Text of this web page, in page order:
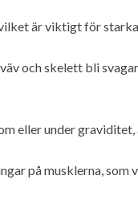
är viktigt för starka
och skelett bli
eller under
på musklerna, som